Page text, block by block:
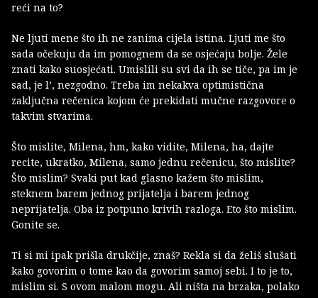
reći na to?
Ne ljuti mene što ih ne zanima cijela istina. Ljuti me što
sada očekuju da im pomognem da se osjećaju bolje. Žele
znati kako suosjećati. Umislili su svi da ih se tiče, pa im je
sad, je l’, nezgodno. Treba im nekakva optimistična
zaključna rečenica kojom će prekidati mučne razgovore o
takvim stvarima.
Što mislite, Milena, hm, kako vidite, Milena, ha, dajte
recite, ukratko, Milena, samo jednu rečenicu, što mislite?
Što mislim? Svaki put kad glasno kažem što mislim,
steknem barem jednog prijatelja i barem jednog
neprijatelja. Oba iz potpuno krivih razloga. Eto što mislim.
Gonite se.
Ti si mi ipak prišla drukčije, znaš? Rekla si da želiš slušati
kako govorim o tome kao da govorim samoj sebi. I to je to,
mislim si. S ovom malom mogu. Ali ništa na brzaka, polako